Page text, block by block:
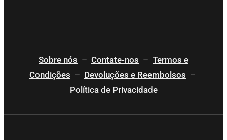
Sobre nós – Contate-nos – Termos e
Condições – Devoluções e Reembolsos –
Política de Privacidade